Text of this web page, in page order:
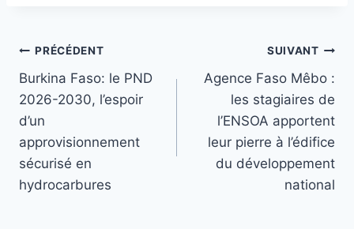
Navigation
de
l’article
PRÉCÉDENT
Burkina Faso: le PND
2026-2030, l’espoir
d’un
approvisionnement
sécurisé en
hydrocarbures
SUIVANT
Agence Faso Mêbo :
les stagiaires de
l’ENSOA apportent
leur pierre à l’édifice
du développement
national